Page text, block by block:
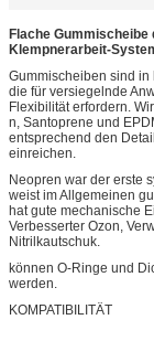
Flache Gummischeibe
Klempnerarbeit-
Gummischeiben sind
die für versiegelnde
Flexibilität erfordern.
n, Santoprene und
entsprechend den
einreichen.
Neopren war der erste
weist im Allgemeinen
hat gute mechanische
Verbesserter Ozon,
Nitrilkautschuk.
können O-Ringe und
werden.
KOMPATIBILITÄT